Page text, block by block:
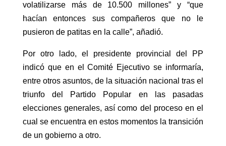
volatilizarse más de 10.500 millones” y “que
hacían entonces sus compañeros que no le
pusieron de patitas en la calle”, añadió.
Por otro lado, el presidente provincial del PP
indicó que en el Comité Ejecutivo se informaría,
entre otros asuntos, de la situación nacional tras el
triunfo del Partido Popular en las pasadas
elecciones generales, así como del proceso en el
cual se encuentra en estos momentos la transición
de un gobierno a otro.